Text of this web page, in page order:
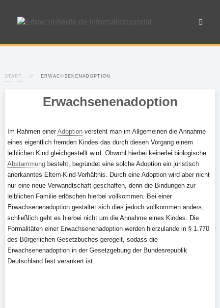
START ERWACHSENENADOPTION
Erwachsenenadoption
Im Rahmen einer Adoption versteht man im Allgemeinen die Annahme
eines eigentlich fremden Kindes das durch diesen Vorgang einem
leiblichen Kind gleichgestellt wird. Obwohl hierbei keinerlei biologische
Abstammung besteht, begründet eine solche Adoption ein juristisch
anerkanntes Eltern-Kind-Verhältnis. Durch eine Adoption wird aber nicht
nur eine neue Verwandtschaft geschaffen, denn die Bindungen zur
leiblichen Familie erlöschen hierbei vollkommen. Bei einer
Erwachsenenadoption gestaltet sich dies jedoch vollkommen anders,
schließlich geht es hierbei nicht um die Annahme eines Kindes. Die
Formalitäten einer Erwachsenenadoption werden hierzulande in § 1.770
des Bürgerlichen Gesetzbuches geregelt, sodass die
Erwachsenenadoption in der Gesetzgebung der Bundesrepublik
Deutschland fest verankert ist.